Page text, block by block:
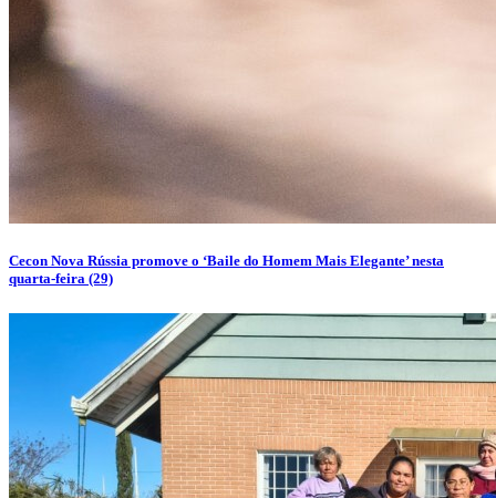
Cecon Nova Rússia promove o ‘Baile do Homem Mais Elegante’ nesta
quarta-feira (29)